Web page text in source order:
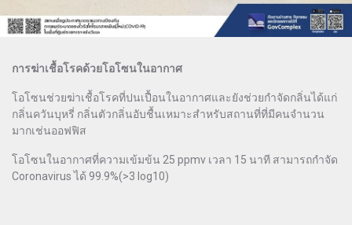
การฆ่าเชื้อโรคด้วยโอโซนในอากาศ
โอโซนช่วยฆ่าเชื้อโรคที่ปนเปื้อนในอากาศและยังช่วยกำจัดกลิ่นได้แก่
กลิ่นควันบุหรี่ กลิ่นตัวกลิ่นอับชื้นเหมาะสำหรับสถานที่ที่มีคนจำนวน
มากเช่นออฟฟิส
โอโซนในอากาศที่ความเข้มข้น 25 ppmv เวลา 15 นาที สามารถกำจัด
Coronavirus ได้ 99.9%(>3 log10)